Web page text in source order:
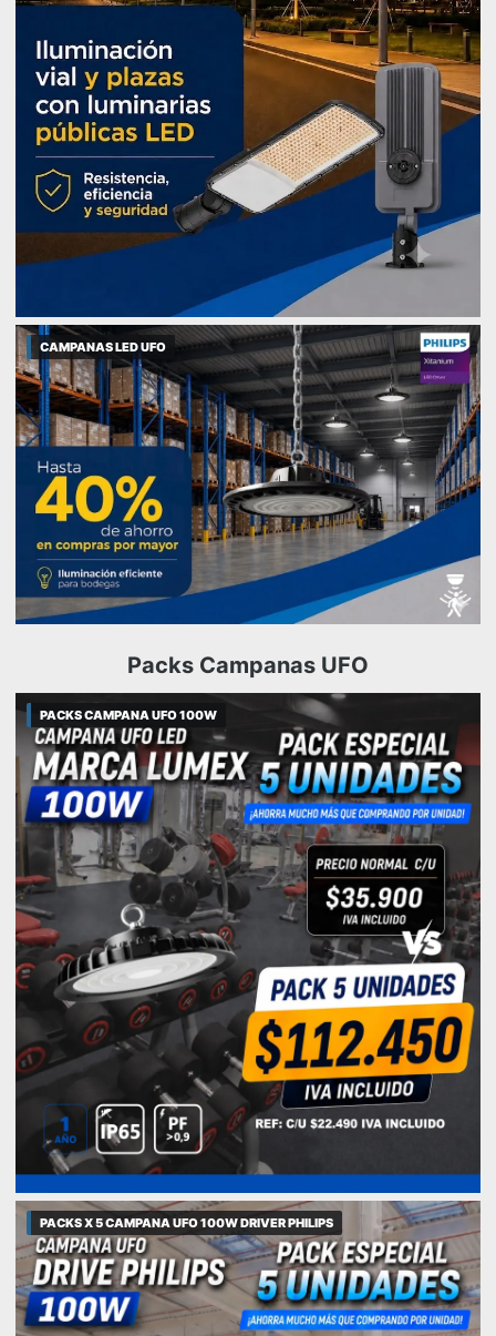
CAMPANAS LED UFO
Packs Campanas UFO
PACKS CAMPANA UFO 100W
PACKS X 5 CAMPANA UFO 100W DRIVER PHILIPS